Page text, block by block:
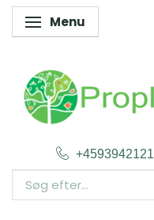
Skifte navigation
Menu
+4593942121